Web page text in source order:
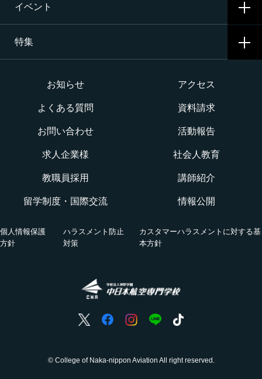
二等航空整備士コース［ヘリコプタータービン専攻］
構造整備・製造コース
エアポートサービス科
グランドハンドリングコース
国際グランドハンドリング科
就職活動
寮生活
入試要項・出願・会場
学費・奨学金・教育ローン
イベント
イベント一覧
イベントカレンダー
オープンキャンパス
航空教室
オンライン相談会
特集
大学か専門学校か
航空整備士になるには？
授業を動画チェック
活躍する卒業生
お知らせ アクセス
よくある質問 資料請求
お問い合わせ 活動報告
求人企業様 社会人教育
教職員採用 講師紹介
留学制度・国際交流 情報公開
個人情報保護
方針
ハラスメント防止
対策
カスタマーハラスメントに対する基
本方針
© College of Naka-nippon Aviation All right reserved.